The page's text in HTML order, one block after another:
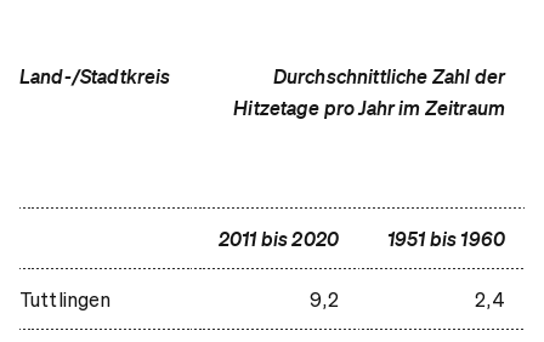
Land-/Stadtkreis
Durchschnittliche Zahl der
Hitzetage pro Jahr im Zeitraum
2011 bis 2020 1951 bis 1960
Tuttlingen 9,2 2,4